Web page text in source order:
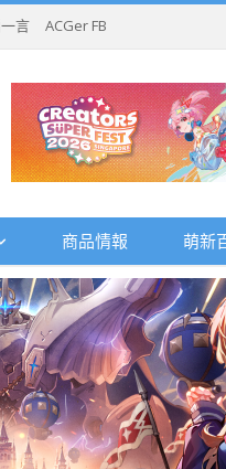
言 ACGer FB
商品情報 萌新